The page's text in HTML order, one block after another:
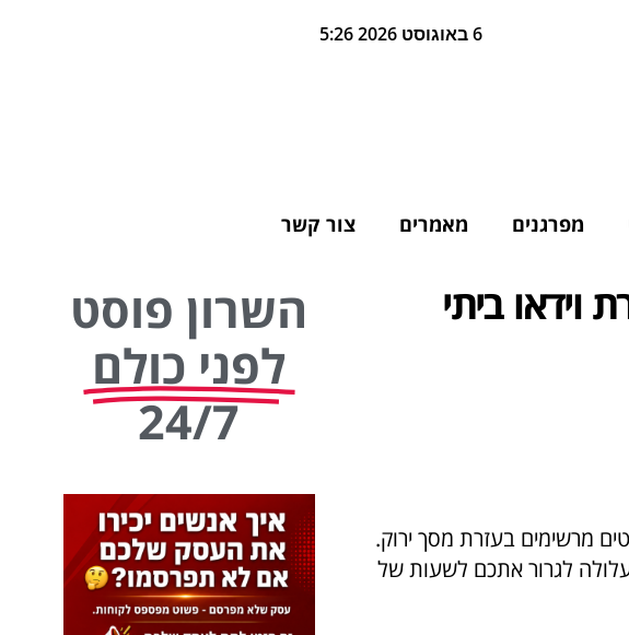
6 באוגוסט 2026 5:26
מפרגנים מאמרים צור קשר
וידאו ביתי
מרשימים בעזרת מסך ירוק.
לגרור אתכם לשעות של
השרון פוסט
לפני כולם
24/7